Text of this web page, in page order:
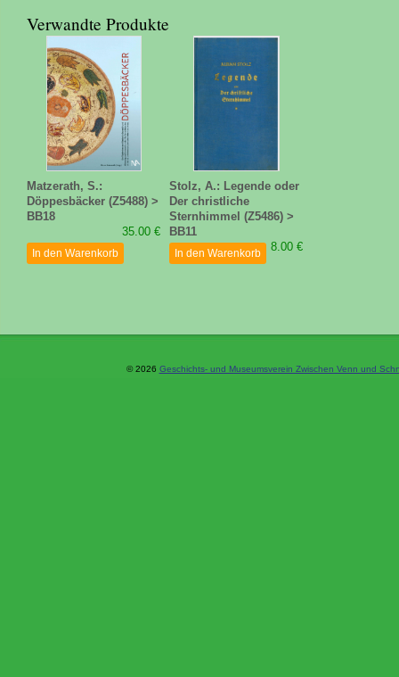
Verwandte Produkte
Matzerath, S.:
Döppesbäcker (Z5488) >
BB18
35.00 €
In den Warenkorb
Stolz, A.: Legende oder
Der christliche
Sternhimmel (Z5486) >
BB11
8.00 €
In den Warenkorb
© 2026 Geschichts- und Museumsverein Zwischen Venn und